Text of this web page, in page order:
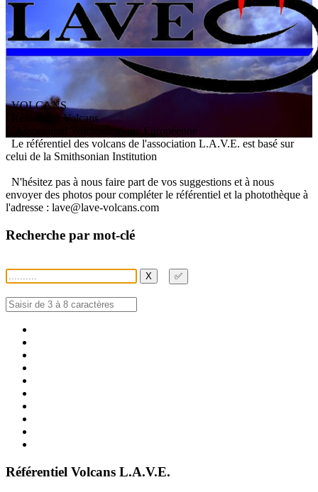
VOLCANS
/ Référentiel Volcans
ssociation V olcanologiqueEuropéenne
Le référentiel des volcans de l'association L.A.V.E. est basé sur
celui de la Smithsonian Institution
N'hésitez pas à nous faire part de vos suggestions et à nous
envoyer des photos pour compléter le référentiel et la photothèque à
l'adresse : lave@lave-volcans.com
Recherche par mot-clé
X ✅
Référentiel Volcans L.A.V.E.